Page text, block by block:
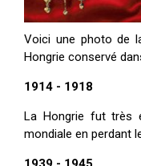
Voici une photo de
Hongrie conservé
1914 - 1918
La Hongrie fut très
mondiale en perdant